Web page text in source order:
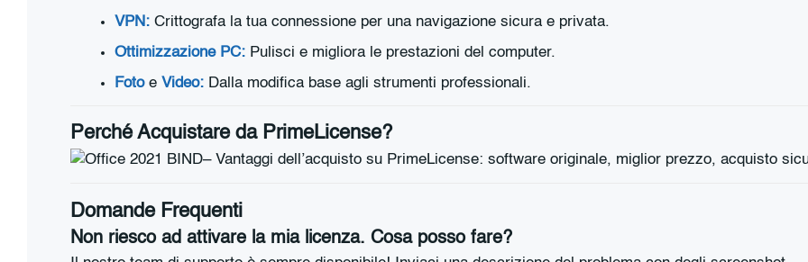
VPN: Crittografa la tua connessione per una navigazione sicura e privata.
Ottimizzazione PC: Pulisci e migliora le prestazioni del computer.
Fotoe Video: Dalla modifica base agli strumenti professionali.
Perché Acquistare da PrimeLicense?
Domande Frequenti
Non riesco ad attivare la mia licenza. Cosa posso fare?